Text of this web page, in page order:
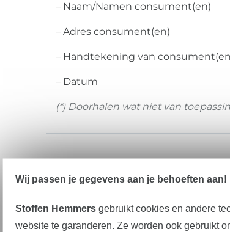
– Naam/Namen consument(en)
– Adres consument(en)
– Handtekening van
– Datum
(*) Doorhalen wat niet van
Wij passen je gegevens aan je behoeften aan!
Stoffen Hemmersgebruikt cookies en andere
website te garanderen. Ze worden ook gebruikt